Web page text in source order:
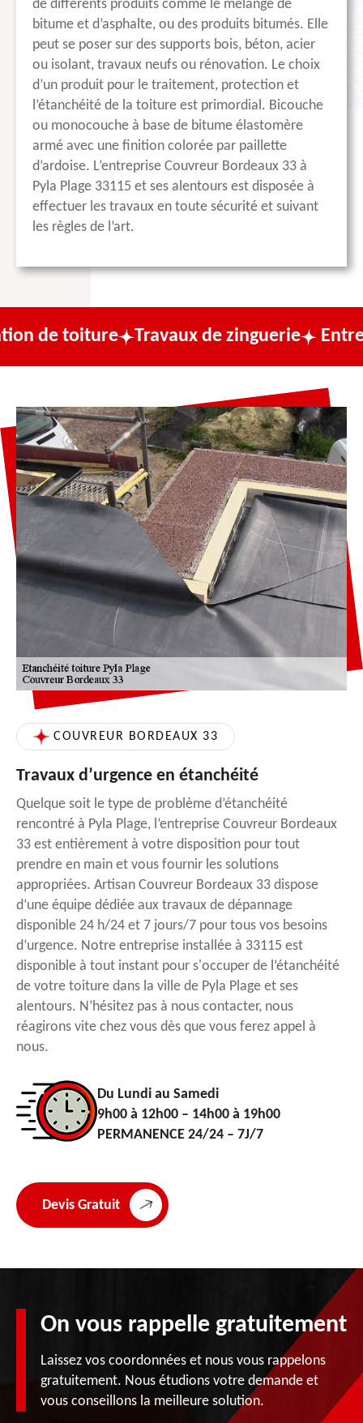
de différents produits comme le mélange de
bitume et d’asphalte, ou des produits bitumés. Elle
peut se poser sur des supports bois, béton, acier
ou isolant, travaux neufs ou rénovation. Le choix
d’un produit pour le traitement, protection et
l’étanchéité de la toiture est primordial. Bicouche
ou monocouche à base de bitume élastomère
armé avec une finition colorée par paillette
d’ardoise. L’entreprise Couvreur Bordeaux 33 à
Pyla Plage 33115 et ses alentours est disposée à
effectuer les travaux en toute sécurité et suivant
les règles de l’art.
Travaux de zinguerie Entreprise de
COUVREUR BORDEAUX 33
Travaux d’urgence en étanchéité
Quelque soit le type de problème d’étanchéité
rencontré à Pyla Plage, l’entreprise Couvreur Bordeaux
33 est entièrement à votre disposition pour tout
prendre en main et vous fournir les solutions
appropriées. Artisan Couvreur Bordeaux 33 dispose
d’une équipe dédiée aux travaux de dépannage
disponible 24 h/24 et 7 jours/7 pour tous vos besoins
d’urgence. Notre entreprise installée à 33115 est
disponible à tout instant pour s'occuper de l’étanchéité
de votre toiture dans la ville de Pyla Plage et ses
alentours. N’hésitez pas à nous contacter, nous
réagirons vite chez vous dès que vous ferez appel à
nous.
Du Lundi au Samedi
9h00 à 12h00 – 14h00 à 19h00
PERMANENCE 24/24 – 7J/7
Devis Gratuit
On vous rappelle gratuitement
Laissez vos coordonnées et nous vous rappelons
gratuitement. Nous étudions votre demande et
vous conseillons la meilleure solution.